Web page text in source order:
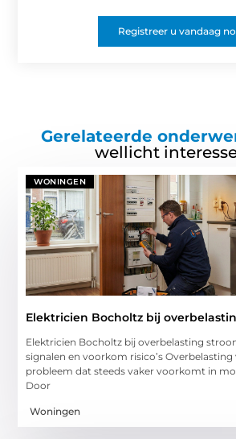
Registreer u vandaag
Gerelateerde
wellicht
WONINGEN
Elektricien Bocholtz bij
Elektricien Bocholtz bij overbelasting
signalen en voorkom risico’s
probleem dat steeds vaker voorkomt in
Door
Woningen